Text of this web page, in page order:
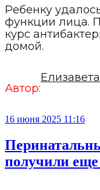
Ребенку
функции лица.
курс
домой.
Автор:
16 июня 2025 11:16
получили